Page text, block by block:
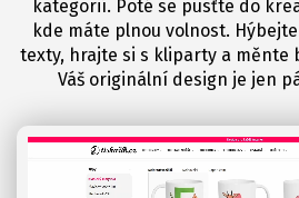
kategorií. Poté se pusťte do
kde máte plnou volnost.
texty, hrajte si s kliparty a měnte
Váš originální design je jen